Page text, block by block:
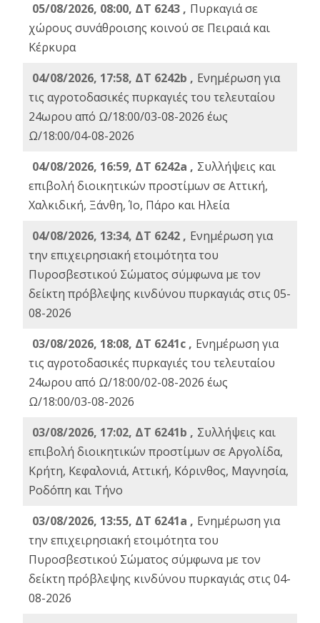
05/08/2026, 08:00, ΔΤ 6243 , Πυρκαγιά σε
χώρους συνάθροισης κοινού σε Πειραιά και
Κέρκυρα
04/08/2026, 17:58, ΔΤ 6242b , Ενημέρωση για
τις αγροτοδασικές πυρκαγιές του τελευταίου
24ωρου από Ω/18:00/03-08-2026 έως
Ω/18:00/04-08-2026
04/08/2026, 16:59, ΔΤ 6242a , Συλλήψεις και
επιβολή διοικητικών προστίμων σε Αττική,
Χαλκιδική, Ξάνθη, Ίο, Πάρο και Ηλεία
04/08/2026, 13:34, ΔΤ 6242 , Ενημέρωση για
την επιχειρησιακή ετοιμότητα του
Πυροσβεστικού Σώματος σύμφωνα με τον
δείκτη πρόβλεψης κινδύνου πυρκαγιάς στις 05-
08-2026
03/08/2026, 18:08, ΔΤ 6241c , Ενημέρωση για
τις αγροτοδασικές πυρκαγιές του τελευταίου
24ωρου από Ω/18:00/02-08-2026 έως
Ω/18:00/03-08-2026
03/08/2026, 17:02, ΔΤ 6241b , Συλλήψεις και
επιβολή διοικητικών προστίμων σε Αργολίδα,
Κρήτη, Κεφαλονιά, Αττική, Κόρινθος, Μαγνησία,
Ροδόπη και Τήνο
03/08/2026, 13:55, ΔΤ 6241a , Ενημέρωση για
την επιχειρησιακή ετοιμότητα του
Πυροσβεστικού Σώματος σύμφωνα με τον
δείκτη πρόβλεψης κινδύνου πυρκαγιάς στις 04-
08-2026